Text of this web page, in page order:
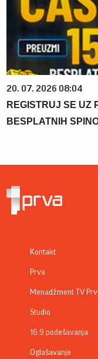
20. 07. 2026 08:04
REGISTRUJ SE UZ
BESPLATNIH
Kontakt
Prva
Menadžment TV
Studio
16:9 podešavanja
Oglašavanje